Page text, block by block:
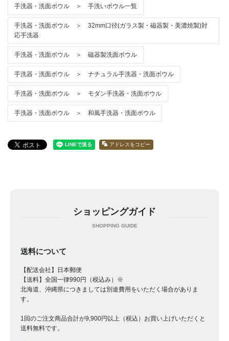
手洗器・洗面ボウル ＞ 手洗いボウル一覧
手洗器・洗面ボウル ＞ 32mm口径(ガラス製・磁器製・美濃焼製)対
応手洗器
手洗器・洗面ボウル ＞ 磁器製洗面ボウル
手洗器・洗面ボウル ＞ ナチュラル手洗器・洗面ボウル
手洗器・洗面ボウル ＞ モダン手洗器・洗面ボウル
手洗器・洗面ボウル ＞ 和風手洗器・洗面ボウル
アドレスをコピー
ショッピングガイド
送料について
【配送会社】日本郵便
【送料】全国一律990円（税込み）※
北海道、沖縄県につきましては別途費用をいただく場合がありま
す。
1回のご注文商品合計が9,900円以上（税込）お買い上げいただくと
送料無料です。